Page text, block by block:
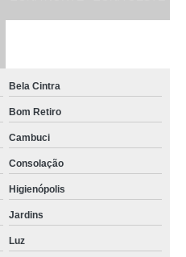
Bela Cintra
Bom Retiro
Cambuci
Consolação
Higienópolis
Jardins
Luz